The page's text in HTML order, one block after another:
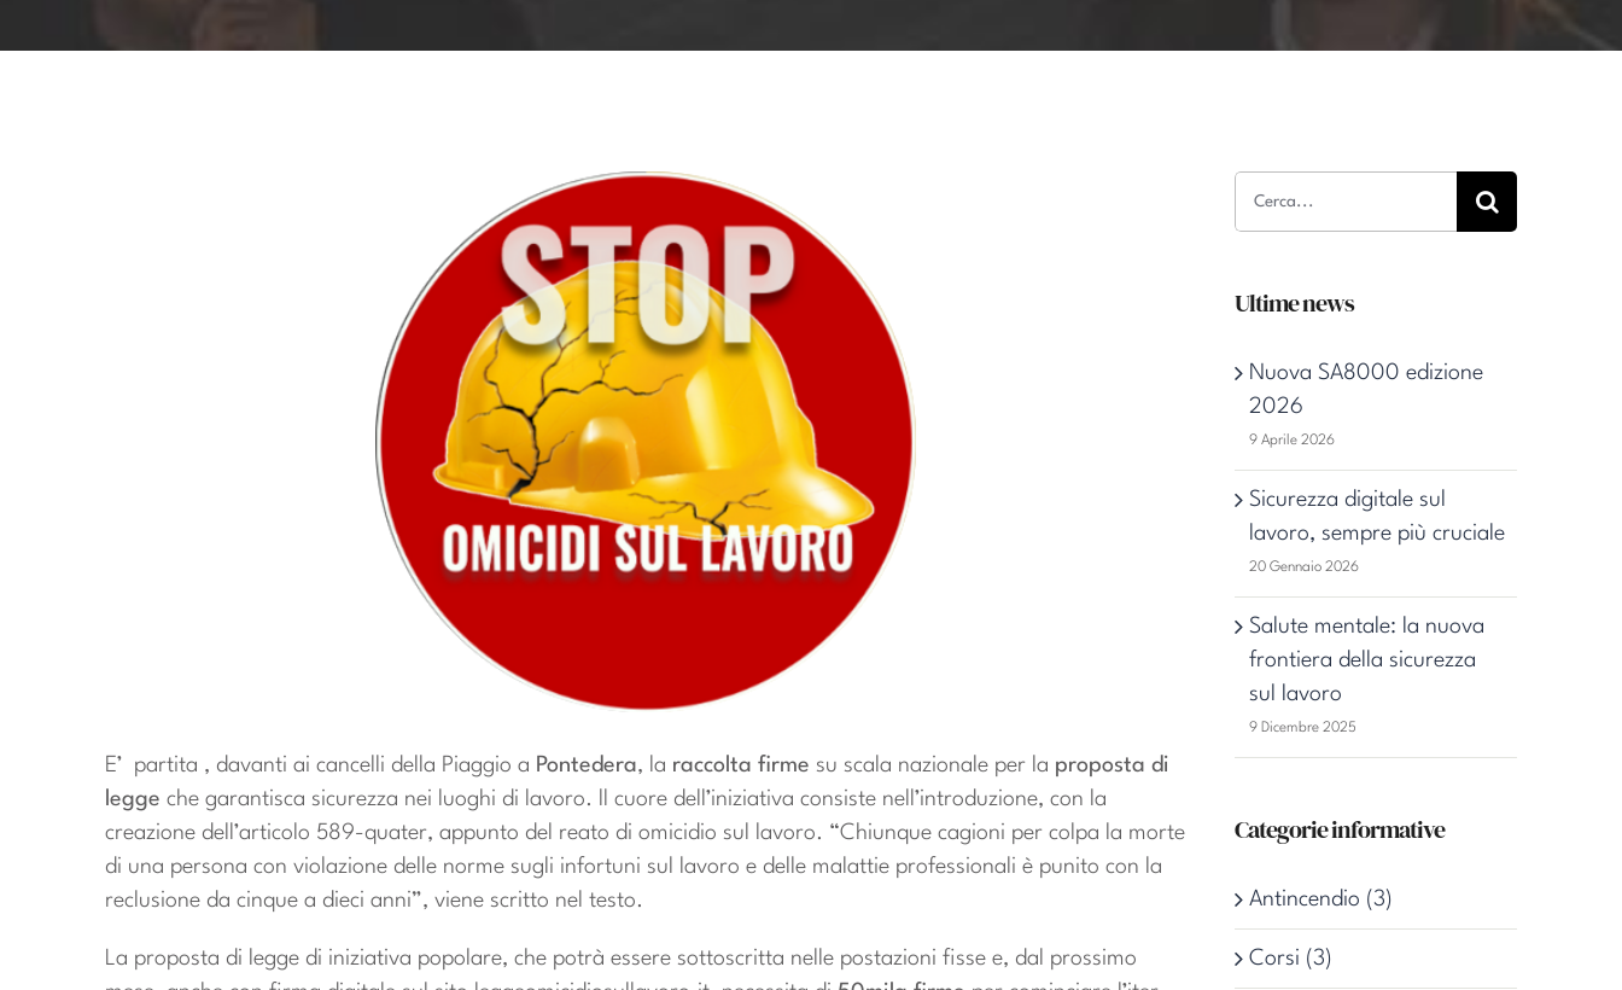
E’ partita , davanti ai cancelli della Piaggio a Pontedera, la raccolta firme su scala nazionale per la proposta di
legge che garantisca sicurezza nei luoghi di lavoro. ll cuore dell’iniziativa consiste nell’introduzione, con la
creazione dell’articolo 589-quater, appunto del reato di omicidio sul lavoro. “Chiunque cagioni per colpa la morte
di una persona con violazione delle norme sugli infortuni sul lavoro e delle malattie professionali è punito con la
reclusione da cinque a dieci anni”, viene scritto nel testo.
La proposta di legge di iniziativa popolare, che potrà essere sottoscritta nelle postazioni fisse e, dal prossimo
Ultime news
Nuova SA8000 edizione
2026
9 Aprile 2026
Sicurezza digitale sul
lavoro, sempre più cruciale
20 Gennaio 2026
Salute mentale: la nuova
frontiera della sicurezza
sul lavoro
9 Dicembre 2025
Categorie informative
Antincendio (3)
Corsi (3)